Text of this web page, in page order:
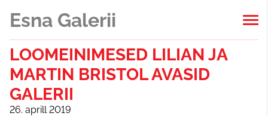
Esna Galerii
LOOMEINIMESED LILIAN JA
MARTIN BRISTOL AVASID
GALERII
26. aprill 2019